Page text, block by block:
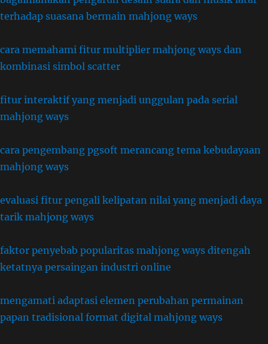
terhadap suasana bermain mahjong ways
cara memahami fitur multiplier mahjong ways dan
kombinasi simbol scatter
fitur interaktif yang menjadi unggulan pada serial
mahjong ways
cara pengembang pgsoft merancang tema kebudayaan
mahjong ways
evaluasi fitur pengali kelipatan nilai yang menjadi daya
tarik mahjong ways
faktor penyebab popularitas mahjong ways ditengah
ketatnya persaingan industri online
mengamati adaptasi elemen perubahan permainan
papan tradisional format digital mahjong ways